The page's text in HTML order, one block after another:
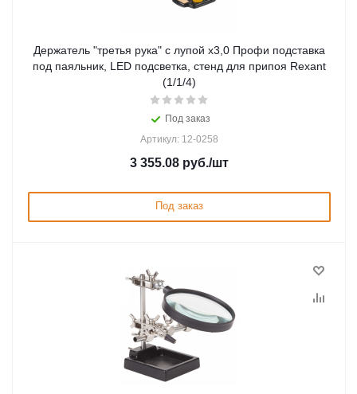
Держатель "третья рука" с лупой х3,0 Профи подставка
под паяльник, LED подсветка, стенд для припоя Rexant
(1/1/4)
Под заказ
Артикул: 12-0258
3 355.08 руб./шт
Под заказ